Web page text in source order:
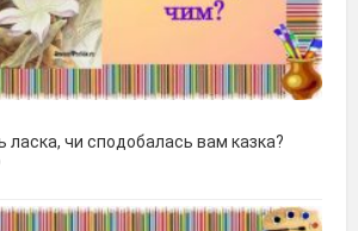
ласка, чи сподобалась вам казка?